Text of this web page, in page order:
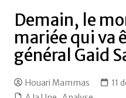
Demain, le
mariée qui va
général Gaid
Houari Mammas
11